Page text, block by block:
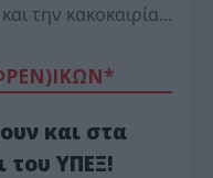
την κακοκαιρία…
και στα
του ΥΠΕΞ!